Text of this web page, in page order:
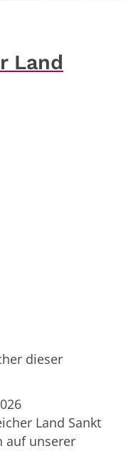
Land
dieser
Land Sankt
auf unserer